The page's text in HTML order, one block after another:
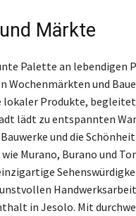
Märkte
Palette an lebendigen
Wochenmärkten und
Produkte,
lädt zu entspannten
und die
Murano, Burano und
in Jesolo. Mit